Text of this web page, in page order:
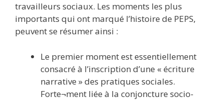
travailleurs sociaux. Les moments les plus
importants qui ont marqué l’histoire de PEPS,
peuvent se résumer ainsi :
Le premier moment est essentiellement
consacré à l’inscription d’une « écriture
narrative » des pratiques sociales.
Forte¬ment liée à la conjoncture socio-